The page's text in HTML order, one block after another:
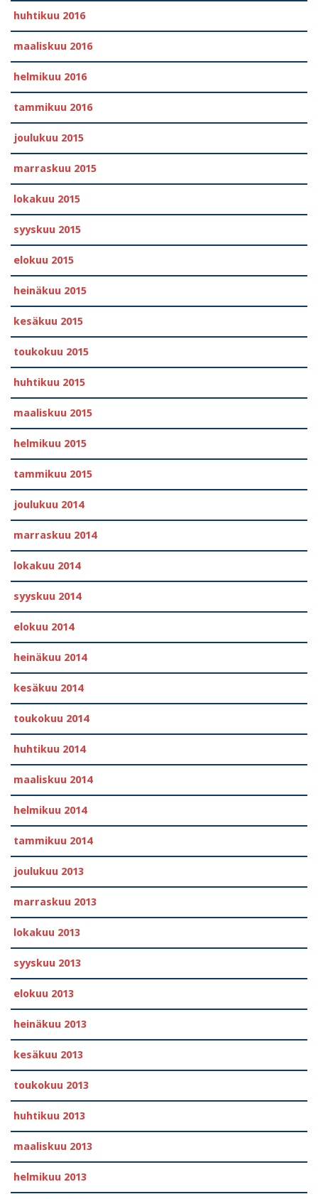
huhtikuu 2016
maaliskuu 2016
helmikuu 2016
tammikuu 2016
joulukuu 2015
marraskuu 2015
lokakuu 2015
syyskuu 2015
elokuu 2015
heinäkuu 2015
kesäkuu 2015
toukokuu 2015
huhtikuu 2015
maaliskuu 2015
helmikuu 2015
tammikuu 2015
joulukuu 2014
marraskuu 2014
lokakuu 2014
syyskuu 2014
elokuu 2014
heinäkuu 2014
kesäkuu 2014
toukokuu 2014
huhtikuu 2014
maaliskuu 2014
helmikuu 2014
tammikuu 2014
joulukuu 2013
marraskuu 2013
lokakuu 2013
syyskuu 2013
elokuu 2013
heinäkuu 2013
kesäkuu 2013
toukokuu 2013
huhtikuu 2013
maaliskuu 2013
helmikuu 2013